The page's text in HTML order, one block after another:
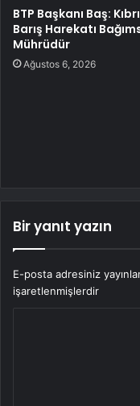
BTP Başkanı Baş:
Barış Harekatı
Mührüdür
Ağustos 6, 2026
Bir yanıt yazın
E-posta adresiniz
işaretlenmişlerdir